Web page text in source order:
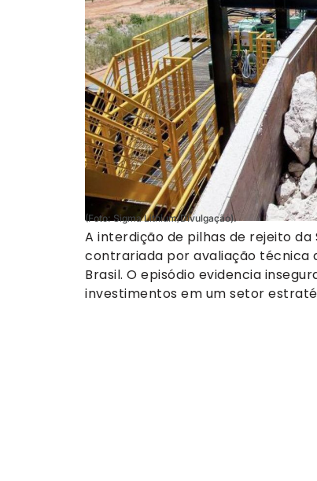
(Foto: Sigma Lithium/Divulgação).
A interdição de pilhas de rejeito
contrariada por avaliação técnica
Brasil. O episódio evidencia
investimentos em um setor